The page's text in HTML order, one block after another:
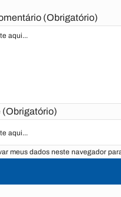
(Obrigatório)
(Obrigatório)
meus dados neste navegador